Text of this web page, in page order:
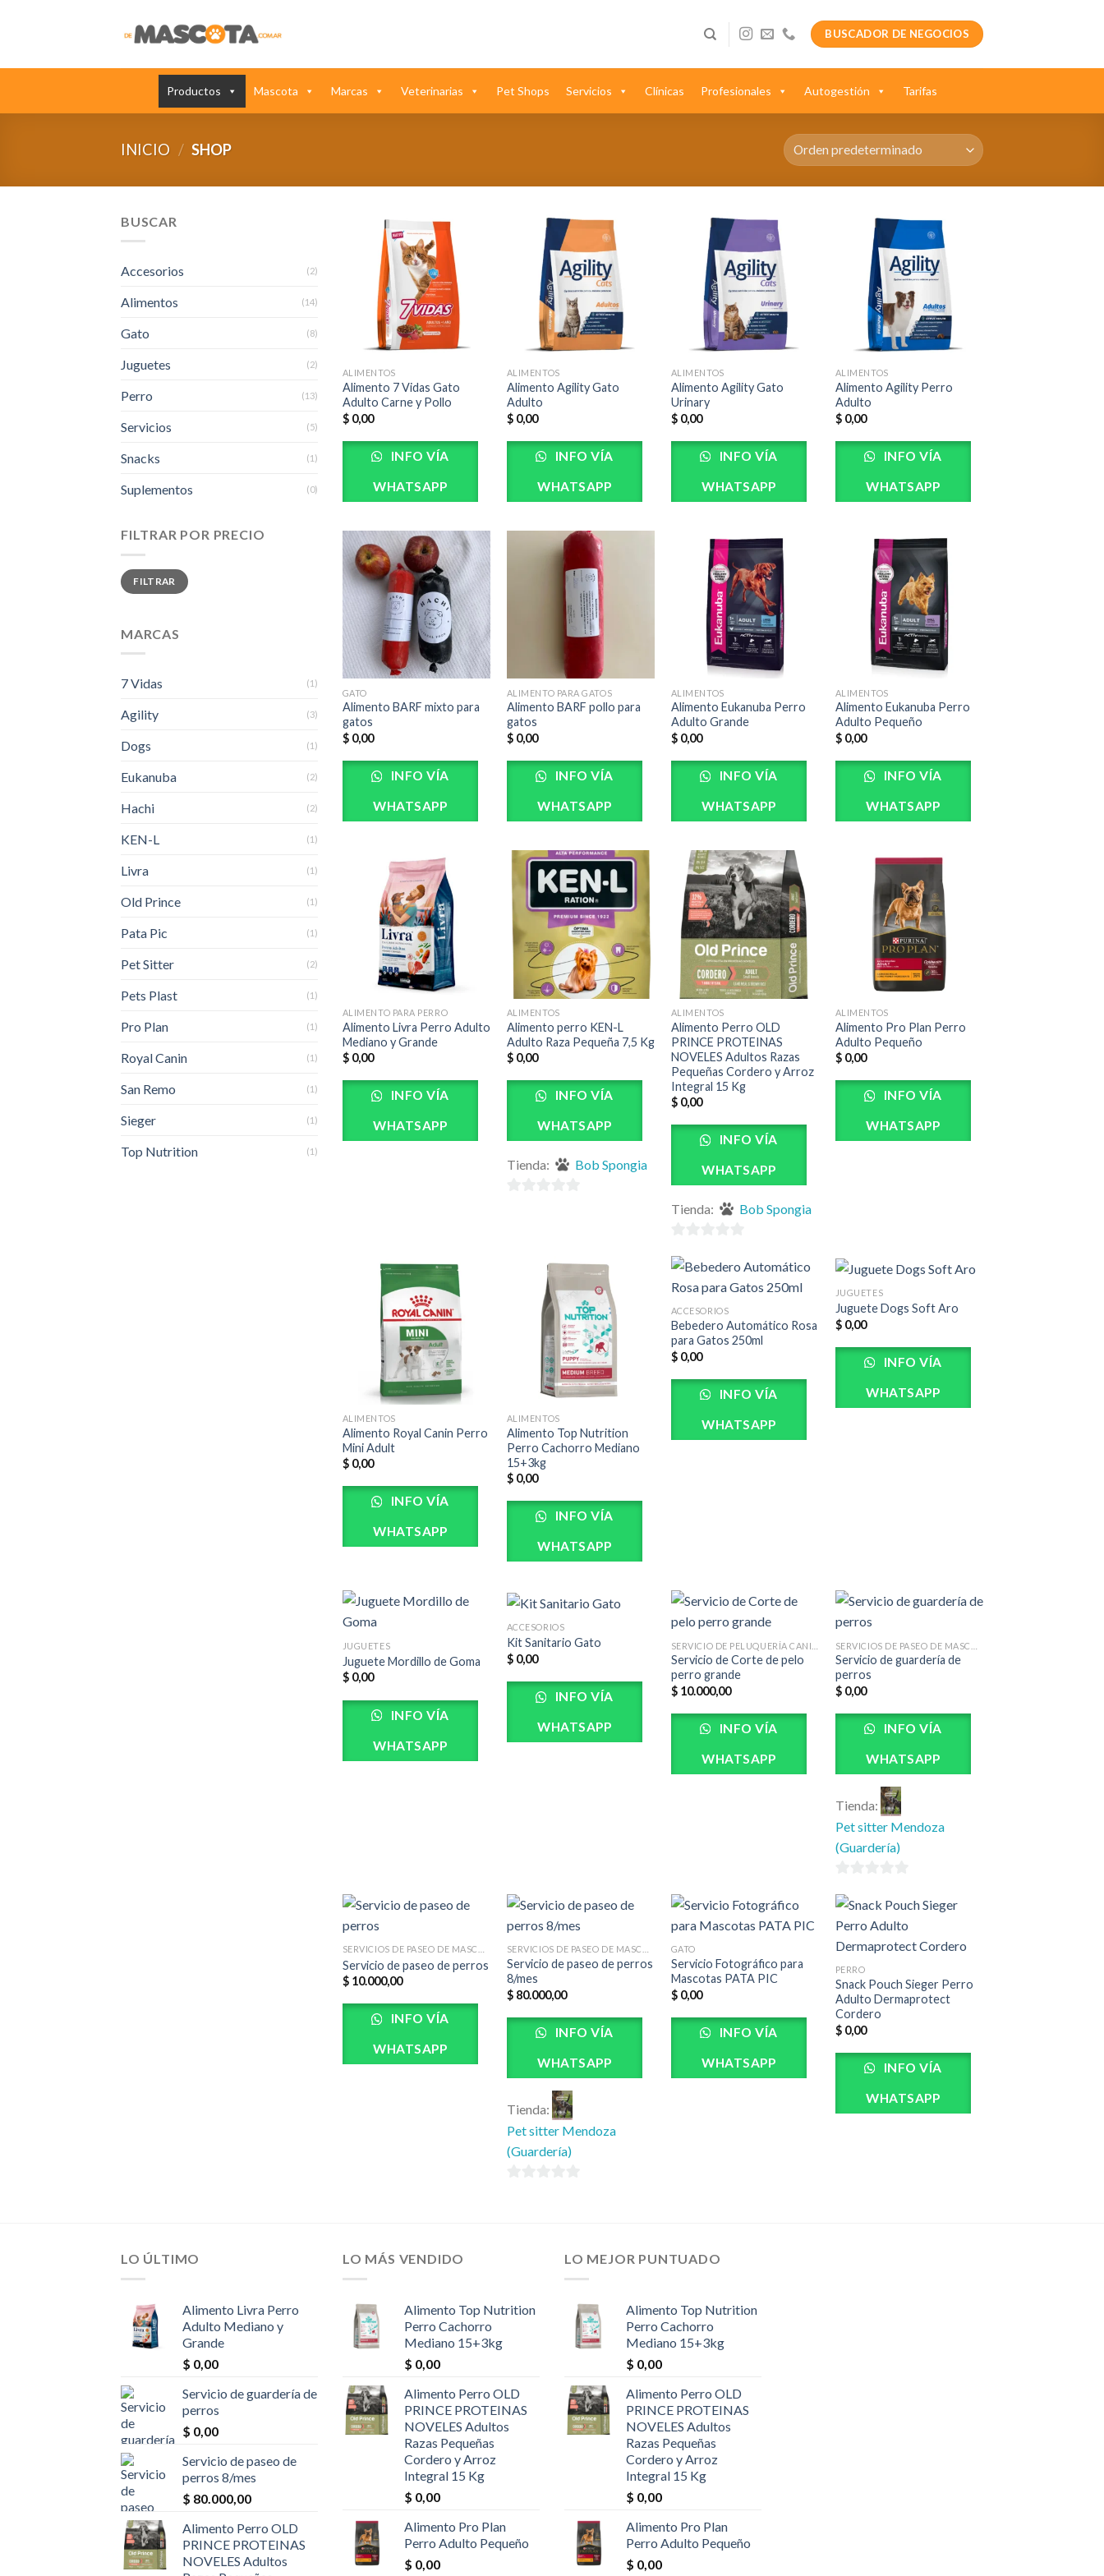
BUSCADOR DE NEGOCIOS
Productos Mascota Marcas Veterinarias Pet Shops Servicios Clínicas Profesionales Autogestión Tarifas
INICIO / SHOP
BUSCAR
Accesorios (2)
Alimentos (14)
Gato (8)
Juguetes (2)
Perro (13)
Servicios (5)
Snacks (1)
Suplementos (0)
FILTRAR POR PRECIO
Precio
mínimo
Precio
máximo
FILTRAR
MARCAS
7 Vidas (1)
Agility (3)
Dogs (1)
Eukanuba (2)
Hachi (2)
KEN-L (1)
Livra (1)
Old Prince (1)
Pata Pic (1)
Pet Sitter (2)
Pets Plast (1)
Pro Plan (1)
Royal Canin (1)
San Remo (1)
Sieger (1)
Top Nutrition (1)
ALIMENTOS
Alimento 7 Vidas Gato
Adulto Carne y Pollo
$0,00
INFO VÍA
WHATSAPP
ALIMENTOS
Alimento Agility Gato
Adulto
$0,00
INFO VÍA
WHATSAPP
ALIMENTOS
Alimento Agility Gato
Urinary
$0,00
INFO VÍA
WHATSAPP
ALIMENTOS
Alimento Agility Perro
Adulto
$0,00
INFO VÍA
WHATSAPP
GATO
Alimento BARF mixto para
gatos
$0,00
INFO VÍA
WHATSAPP
ALIMENTO PARA GATOS
Alimento BARF pollo para
gatos
$0,00
INFO VÍA
WHATSAPP
ALIMENTOS
Alimento Eukanuba Perro
Adulto Grande
$0,00
INFO VÍA
WHATSAPP
ALIMENTOS
Alimento Eukanuba Perro
Adulto Pequeño
$0,00
INFO VÍA
WHATSAPP
ALIMENTO PARA PERRO
Alimento Livra Perro Adulto
Mediano y Grande
$0,00
INFO VÍA
WHATSAPP
ALIMENTOS
Alimento perro KEN-L
Adulto Raza Pequeña 7,5 Kg
$0,00
INFO VÍA
WHATSAPP
Tienda: Bob Spongia
ALIMENTOS
Alimento Perro OLD
PRINCE PROTEINAS
NOVELES Adultos Razas
Pequeñas Cordero y Arroz
Integral 15 Kg
$0,00
INFO VÍA
WHATSAPP
Tienda: Bob Spongia
de
5
ALIMENTOS
Alimento Pro Plan Perro
Adulto Pequeño
$0,00
INFO VÍA
WHATSAPP
ALIMENTOS
Alimento Royal Canin Perro
Mini Adult
$0,00
INFO VÍA
WHATSAPP
ALIMENTOS
Alimento Top Nutrition
Perro Cachorro Mediano
15+3kg
$0,00
INFO VÍA
WHATSAPP
ACCESORIOS
Bebedero Automático Rosa
para Gatos 250ml
$0,00
INFO VÍA
WHATSAPP
JUGUETES
Juguete Dogs Soft Aro
$0,00
INFO VÍA
WHATSAPP
JUGUETES
Juguete Mordillo de Goma
$0,00
INFO VÍA
WHATSAPP
ACCESORIOS
Kit Sanitario Gato
$0,00
INFO VÍA
WHATSAPP
Servicio de Corte de pelo
perro grande
$10.000,00
INFO VÍA
WHATSAPP
Servicio de guardería de
perros
$0,00
INFO VÍA
WHATSAPP
Tienda:
Pet sitter Mendoza
(Guardería)
de
5
Servicio de paseo de perros
$10.000,00
INFO VÍA
WHATSAPP
Servicio de paseo de perros
8/mes
$80.000,00
INFO VÍA
WHATSAPP
Tienda:
Pet sitter Mendoza
(Guardería)
GATO
Servicio Fotográfico para
Mascotas PATA PIC
$0,00
INFO VÍA
WHATSAPP
PERRO
Snack Pouch Sieger Perro
Adulto Dermaprotect
Cordero
$0,00
INFO VÍA
WHATSAPP
LO ÚLTIMO
Alimento Livra Perro
Adulto Mediano y
Grande
$ 0,00
Servicio de guardería de
perros
$ 0,00
Servicio de paseo de
perros 8/mes
$ 80.000,00
Alimento Perro OLD
PRINCE PROTEINAS
NOVELES Adultos
LO MÁS VENDIDO
Alimento Top Nutrition
Perro Cachorro
Mediano 15+3kg
$ 0,00
Alimento Perro OLD
PRINCE PROTEINAS
NOVELES Adultos
Razas Pequeñas
Cordero y Arroz
Integral 15 Kg
$ 0,00
Alimento Pro Plan
Perro Adulto Pequeño
$ 0,00
LO MEJOR PUNTUADO
Alimento Top Nutrition
Perro Cachorro
Mediano 15+3kg
$ 0,00
Alimento Perro OLD
PRINCE PROTEINAS
NOVELES Adultos
Razas Pequeñas
Cordero y Arroz
Integral 15 Kg
$ 0,00
Alimento Pro Plan
Perro Adulto Pequeño
$ 0,00